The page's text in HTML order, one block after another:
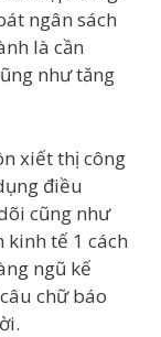
ngân sách
là cần
như tăng
xiết thị công
điều
cũng như
kinh tế 1 cách
ngũ kế
chữ báo